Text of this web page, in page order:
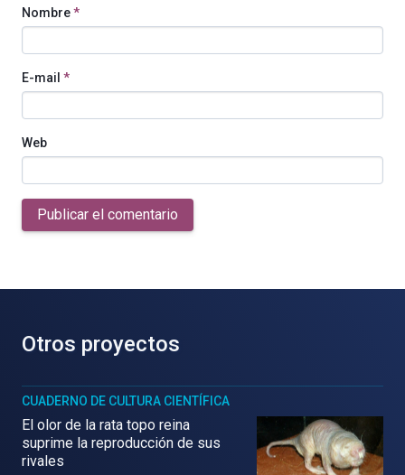
Nombre*
E-mail *
Web
Publicar el comentario
Otros proyectos
CUADERNO DE CULTURA CIENTÍFICA
El olor de la rata topo reina
suprime la reproducción de sus
rivales